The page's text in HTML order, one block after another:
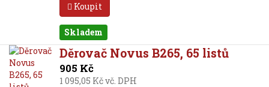
Koupit
Skladem
Děrovač Novus B265, 65 listů
905 Kč
1 095,05 Kč vč. DPH